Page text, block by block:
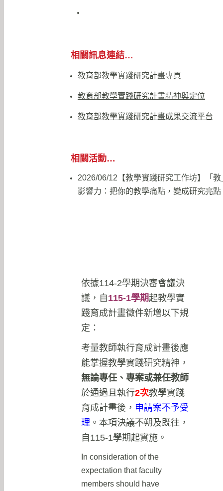
相關訊息連結…
教育部教學實踐研究計畫專頁
教育部教學實踐研究計畫精神與定位
教育部教學實踐研究計畫成果交流平台
相關活動…
2026/06/12【教學實踐研究工作坊】「教
影響力：把你的教學痛點，變成研究亮點
依據114-2學期決審會議決
議，自 115-1學期起教學實
踐育成計畫徵件新增以下規
定：
考量教師執行育成計畫後應
能掌握教學實踐研究精神，
無論專任、專案或兼任教師
於通過且執行2次教學實踐
育成計畫後， 申請案不予受
理 。本項決議不朔及既往，
自115-1學期起實施。
In consideration of the
expectation that faculty
members should have